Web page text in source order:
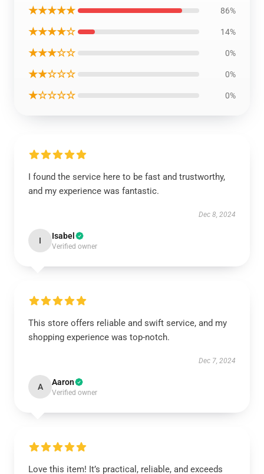
★★★★★ 86%
★★★★☆ 14%
★★★☆☆ 0%
★★☆☆☆ 0%
★☆☆☆☆ 0%
I found the service here to be fast and trustworthy,
and my experience was fantastic.
Dec 8, 2024
I Isabel
Verified owner
This store offers reliable and swift service, and my
shopping experience was top-notch.
Dec 7, 2024
A Aaron
Verified owner
Love this item! It’s practical, reliable, and exceeds